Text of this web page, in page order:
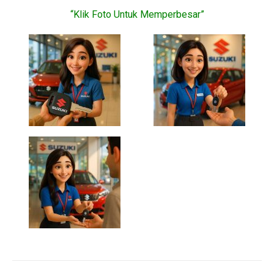
“Klik Foto Untuk Memperbesar”